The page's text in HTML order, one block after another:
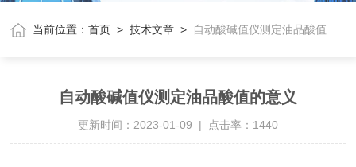
当前位置：首页 >技术文章 > 自动酸碱值仪测定油品酸值的意义
自动酸碱值仪测定油品酸值的意义
更新时间：2023-01-09 | 点击率：1440